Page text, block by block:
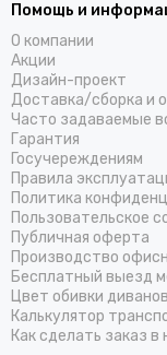
Помощь и
О компании
Акции
Дизайн-проект
Доставка/cборка и
Часто задаваемые
Гарантия
Госучереждениям
Правила
Политика
Пользовательское
Публичная оферта
Производство
Бесплатный выезд
Цвет обивки диванов
Калькулятор
Как сделать заказ